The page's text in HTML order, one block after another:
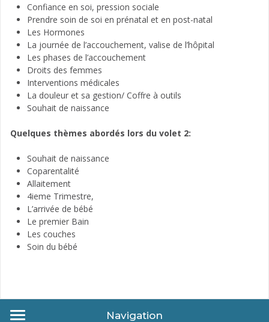
Confiance en soi, pression sociale
Prendre soin de soi en prénatal et en post-natal
Les Hormones
La journée de l’accouchement, valise de l’hôpital
Les phases de l’accouchement
Droits des femmes
Interventions médicales
La douleur et sa gestion/ Coffre à outils
Souhait de naissance
Quelques thèmes abordés lors du volet 2:
Souhait de naissance
Coparentalité
Allaitement
4ieme Trimestre,
L’arrivée de bébé
Le premier Bain
Les couches
Soin du bébé
Navigation